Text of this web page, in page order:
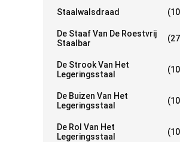
Staalwalsdraad
De Staaf Van De Roestvrij
Staalbar
De Strook Van Het
Legeringsstaal
De Buizen Van Het
Legeringsstaal
De Rol Van Het
Legeringsstaal